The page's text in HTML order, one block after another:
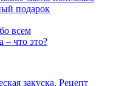
подарок
всем
– что это?
закуска. Рецепт